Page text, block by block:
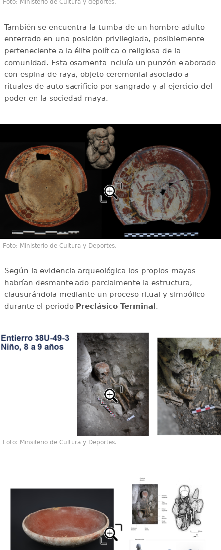
Foto: Ministerio de Cultura y deportes.
También se encuentra la tumba de un hombre adulto
enterrado en una posición privilegiada, posiblemente
perteneciente a la élite política o religiosa de la
comunidad. Esta osamenta incluía un punzón elaborado
con espina de raya, objeto ceremonial asociado a
rituales de auto sacrificio por sangrado y al ejercicio del
poder en la sociedad maya.
Foto: Ministerio de Cultura y Deportes.
Según la evidencia arqueológica los propios mayas
habrían desmantelado parcialmente la estructura,
clausurándola mediante un proceso ritual y simbólico
durante el periodo Preclásico Terminal.
Foto: Minsiterio de Cultura y Deportes.